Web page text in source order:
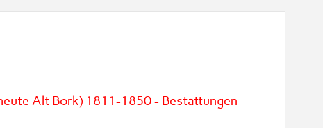
Alt Bork) 1811-1850 - Bestattungen